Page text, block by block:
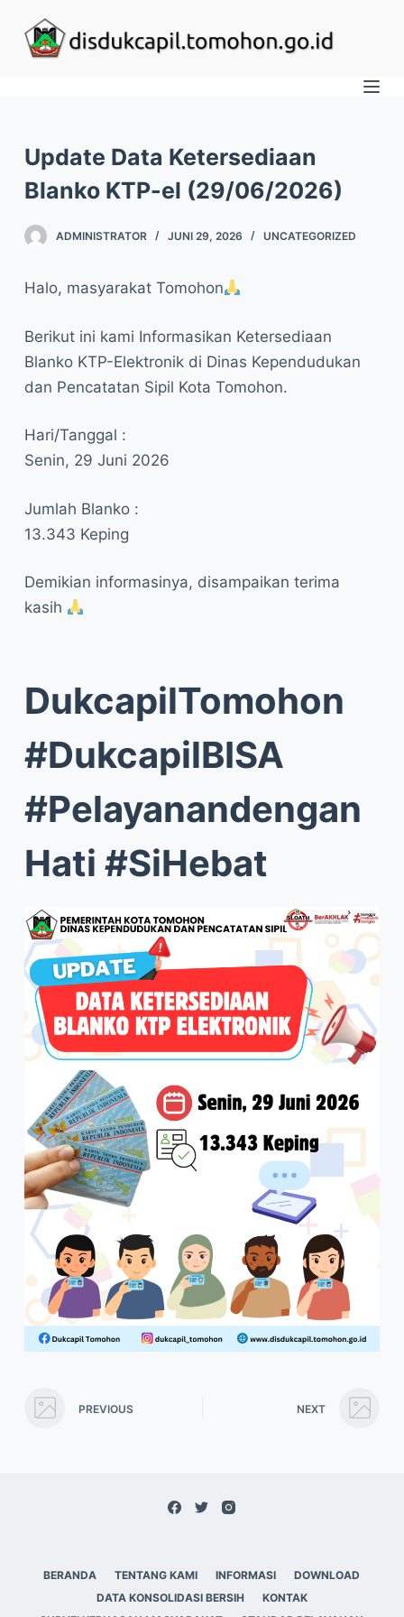
o
o
Update Data Ketersediaan
Blanko KTP-el (29/06/2026)
ADMINISTRATOR JUNI 29, 2026 UNCATEGORIZED
Halo, masyarakat Tomohon
Berikut ini kami Informasikan Ketersediaan
Blanko KTP-Elektronik di Dinas Kependudukan
dan Pencatatan Sipil Kota Tomohon.
Hari/Tanggal :
Senin, 29 Juni 2026
Jumlah Blanko :
13.343 Keping
Demikian informasinya, disampaikan terima
kasih
DukcapilTomohon
#DukcapilBISA
#Pelayanandengan
Hati #SiHebat
PREVIOUS NEXT
BERANDA TENTANG KAMI INFORMASI
DOWNLOAD
DATA KONSOLIDASI BERSIH
KONTAK